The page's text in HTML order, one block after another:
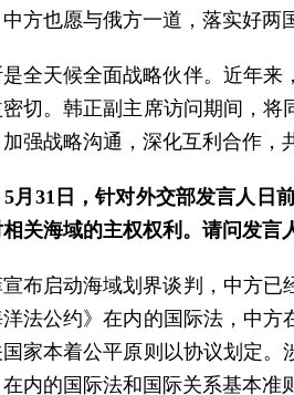
方也愿与俄方一道，落实好
全天候全面战略伙伴。近年
切。韩正副主席访问期间，
强战略沟通，深化互利合作
月31日，针对外交部发言人日
关海域的主权权利。请问发言
布启动海域划界谈判，中方
法公约》在内的国际法，中
家本着公平原则以协议划定
内的国际法和国际关系基本